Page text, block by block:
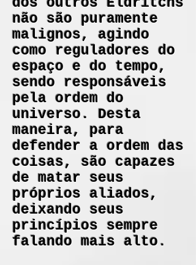
não são puramente
malignos, agindo
como reguladores do
espaço e do tempo,
sendo responsáveis
pela ordem do
universo. Desta
maneira, para
defender a ordem das
coisas, são capazes
de matar seus
próprios aliados,
deixando seus
princípios sempre
falando mais alto.